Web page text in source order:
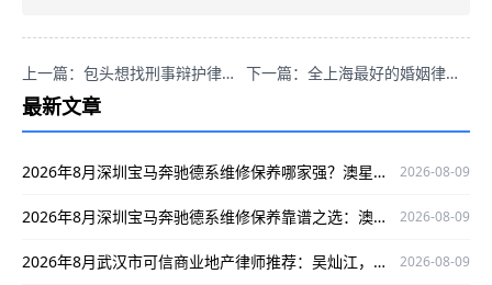
上一篇：包头想找刑事辩护律师？专业可信口碑好的李宝荣别错过！ 下一篇：全上海最好的婚姻律师是哪个？代海侠专业可信口碑好！
最新文章
2026年8月深圳宝马奔驰德系维修保养哪家强？澳星行值得关注 2026-08-09
2026年8月深圳宝马奔驰德系维修保养靠谱之选：澳星行专修中心 2026-08-09
2026年8月武汉市可信商业地产律师推荐：吴灿江，专业靠谱有保障 2026-08-09